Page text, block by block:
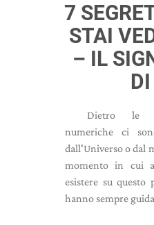
7
STAI
– IL
Dietro le
numeriche ci
dall'Universo o dal
momento in cui
esistere su questo
hanno sempre